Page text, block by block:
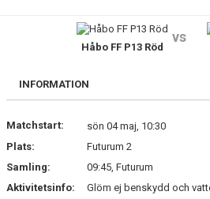
BILDGALLERI
KONTAKT
Håbo FF P13 Röd
vs
INFORMATION
Matchstart:
sön 04 maj, 10:30
Plats:
Futurum 2
Samling:
09:45, Futurum
Aktivitetsinfo:
Glöm ej benskydd och